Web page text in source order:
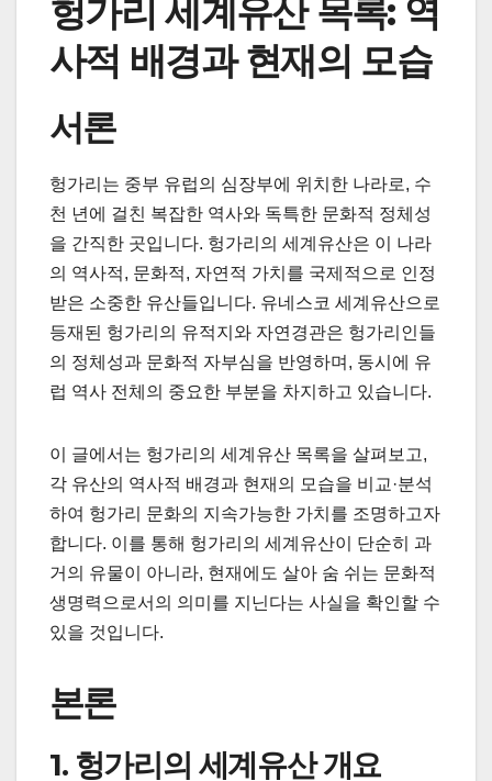
헝가리 세계유산 목록: 역
사적 배경과 현재의 모습
서론
헝가리는 중부 유럽의 심장부에 위치한 나라로, 수
천 년에 걸친 복잡한 역사와 독특한 문화적 정체성
을 간직한 곳입니다. 헝가리의 세계유산은 이 나라
의 역사적, 문화적, 자연적 가치를 국제적으로 인정
받은 소중한 유산들입니다. 유네스코 세계유산으로
등재된 헝가리의 유적지와 자연경관은 헝가리인들
의 정체성과 문화적 자부심을 반영하며, 동시에 유
럽 역사 전체의 중요한 부분을 차지하고 있습니다.
이 글에서는 헝가리의 세계유산 목록을 살펴보고,
각 유산의 역사적 배경과 현재의 모습을 비교·분석
하여 헝가리 문화의 지속가능한 가치를 조명하고자
합니다. 이를 통해 헝가리의 세계유산이 단순히 과
거의 유물이 아니라, 현재에도 살아 숨 쉬는 문화적
생명력으로서의 의미를 지닌다는 사실을 확인할 수
있을 것입니다.
본론
1. 헝가리의 세계유산 개요